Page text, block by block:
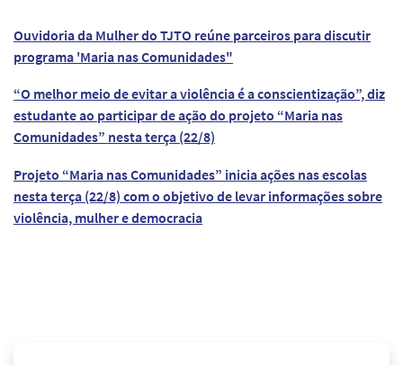
Ouvidoria da Mulher do TJTO reúne parceiros para discutir
programa 'Maria nas Comunidades"
“O melhor meio de evitar a violência é a conscientização”, diz
estudante ao participar de ação do projeto “Maria nas
Comunidades” nesta terça (22/8)
Projeto “Maria nas Comunidades” inicia ações nas escolas
nesta terça (22/8) com o objetivo de levar informações sobre
violência, mulher e democracia